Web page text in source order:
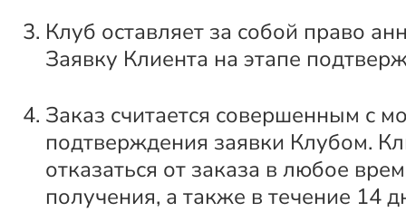
Клуб оставляет за собой право
Заявку Клиента на этапе
Заказ считается совершенным с
подтверждения заявки Клубом.
отказаться от заказа в любое
получения, а также в течение 14